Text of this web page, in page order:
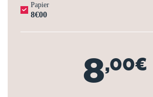
Papier
8€00
8,00€